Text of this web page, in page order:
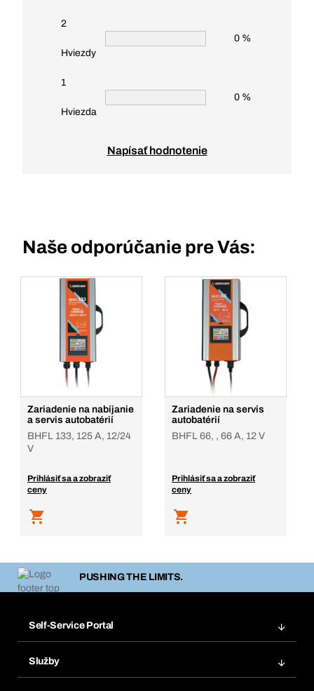
2
Hviezdy
0 %
1
Hviezda
0 %
Napísať hodnotenie
Naše odporúčanie pre Vás:
Zariadenie na nabíjanie
a servis autobatérií
BHFL 133, 125 A, 12/24
V
Prihlásiť sa a zobraziť
ceny
Zariadenie na servis
autobatérií
BHFL 66, , 66 A, 12 V
Prihlásiť sa a zobraziť
ceny
PUSHING THE LIMITS.
Self-Service Portal
Služby